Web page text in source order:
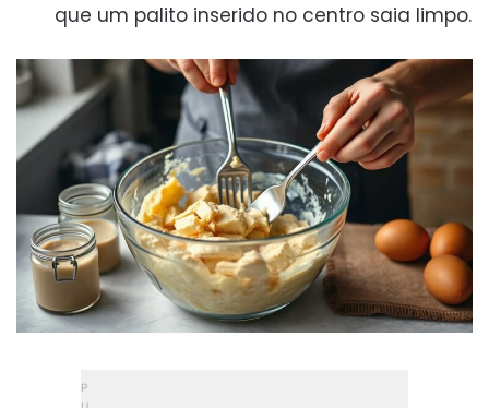
que um palito inserido no centro saia limpo.